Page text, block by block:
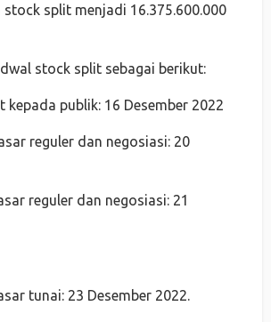
split menjadi 16.375.600.000
stock split sebagai berikut:
publik: 16 Desember 2022
reguler dan negosiasi: 20
reguler dan negosiasi: 21
tunai: 23 Desember 2022.